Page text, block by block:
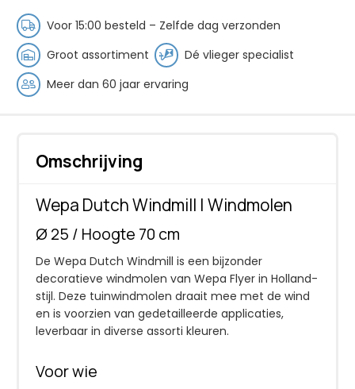
Voor 15:00 besteld – Zelfde dag verzonden
Groot assortiment
Dé vlieger specialist
Meer dan 60 jaar ervaring
Omschrijving
Wepa Dutch Windmill | Windmolen
Ø 25 / Hoogte 70 cm
De Wepa Dutch Windmill is een bijzonder
decoratieve windmolen van Wepa Flyer in Holland-
stijl. Deze tuinwindmolen draait mee met de wind
en is voorzien van gedetailleerde applicaties,
leverbaar in diverse assorti kleuren.
Voor wie